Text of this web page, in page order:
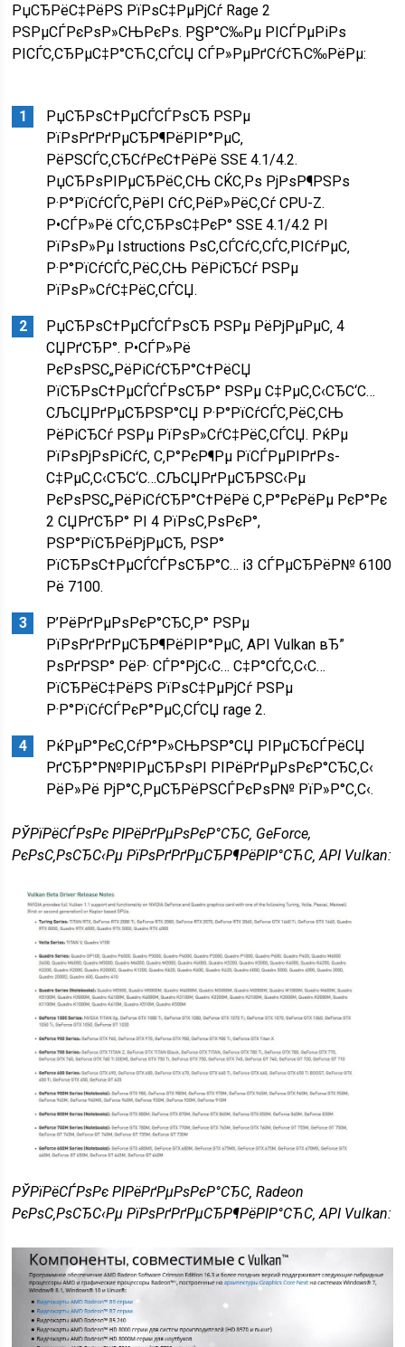
РџСЂРёС‡РёРЅ РїРѕС‡РµРјСѓ Rage 2
РЅРµСЃРєРѕР»СЊРєРѕ. Р§Р°С‰Рµ РІСЃРµРіРѕ
РІСЃС‚СЂРµС‡Р°СЋС‚СЃСЏ СЃР»РµРґСѓСЋС‰РёРµ:
РџСЂРѕС†РµСЃСЃРѕСЂ РЅРµ
РїРѕРґРґРµСЂР¶РёРІР°РµС‚
РёРЅСЃС‚СЂСѓРєС†РёРё SSE 4.1/4.2.
РџСЂРѕРІРµСЂРёС‚СЊ СЌС‚Рѕ РјРѕР¶РЅРѕ
Р·Р°РїСѓСЃС‚РёРІ СѓС‚РёР»РёС‚Сѓ CPU-Z.
Р•СЃР»Рё СЃС‚СЂРѕС‡РєР° SSE 4.1/4.2 РІ
РїРѕР»Рµ Istructions РѕС‚СЃСѓС‚СЃС‚РІСѓРµС‚
Р·Р°РїСѓСЃС‚РёС‚СЊ РёРіСЂСѓ РЅРµ
РїРѕР»СѓС‡РёС‚СЃСЏ.
РџСЂРѕС†РµСЃСЃРѕСЂ РЅРµ РёРјРµРµС‚ 4
СЏРґСЂР°. Р•СЃР»Рё
РєРѕРЅС„РёРіСѓСЂР°С†РёСЏ
РїСЂРѕС†РµСЃСЃРѕСЂР° РЅРµ С‡РµС‚С‹СЂС‘С…
СЉСЏРґРµСЂРЅР°СЏ Р·Р°РїСѓСЃС‚РёС‚СЊ
РёРіСЂСѓ РЅРµ РїРѕР»СѓС‡РёС‚СЃСЏ. РќРµ
РїРѕРјРѕРіСѓС‚ С‚Р°РєР¶Рµ РїСЃРµРІРґРѕ-
С‡РµС‚С‹СЂС‘С…СЉСЏРґРµСЂРЅС‹Рµ
РєРѕРЅС„РёРіСѓСЂР°С†РёРё С‚Р°РєРёРµ РєР°Рє
2 СЏРґСЂР° РІ 4 РїРѕС‚РѕРєР°,
РЅР°РїСЂРёРјРµСЂ, РЅР°
РїСЂРѕС†РµСЃСЃРѕСЂР°С… i3 СЃРµСЂРёР№ 6100
Рё 7100.
Р’РёРґРµРѕРєР°СЂС‚Р° РЅРµ
РїРѕРґРґРµСЂР¶РёРІР°РµС‚ API Vulkan вЂ”
РѕРґРЅР° РёР· СЃР°РјС‹С… С‡Р°СЃС‚С‹С…
РїСЂРёС‡РёРЅ РїРѕС‡РµРјСѓ РЅРµ
Р·Р°РїСѓСЃРєР°РµС‚СЃСЏ rage 2.
РќРµР°РєС‚СѓР°Р»СЊРЅР°СЏ РІРµСЂСЃРёСЏ
РґСЂР°Р№РІРµСЂРѕРІ РІРёРґРµРѕРєР°СЂС‚С‹
РёР»Рё РјР°С‚РµСЂРёРЅСЃРєРѕР№ РїР»Р°С‚С‹.
РЎРїРёСЃРѕРє РІРёРґРµРѕРєР°СЂС‚ GeForce,
РєРѕС‚РѕСЂС‹Рµ РїРѕРґРґРµСЂР¶РёРІР°СЋС‚ API Vulkan:
РЎРїРёСЃРѕРє РІРёРґРµРѕРєР°СЂС‚ Radeon
РєРѕС‚РѕСЂС‹Рµ РїРѕРґРґРµСЂР¶РёРІР°СЋС‚ API Vulkan: